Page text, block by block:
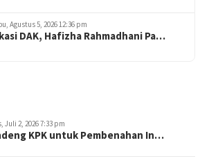
Agustus 5, 2026 12:36 pm
DAK, Hafizha Rahmadhani Pa…
Juli 2, 2026 7:33 pm
KPK untuk Pembenahan In…